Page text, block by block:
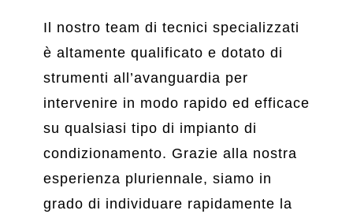
Il nostro team di tecnici specializzati
è altamente qualificato e dotato di
strumenti all’avanguardia per
intervenire in modo rapido ed efficace
su qualsiasi tipo di impianto di
condizionamento. Grazie alla nostra
esperienza pluriennale, siamo in
grado di individuare rapidamente la